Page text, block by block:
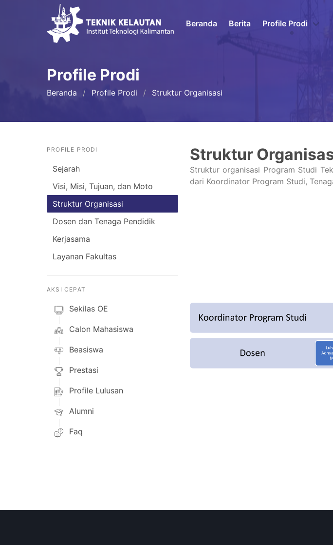
Beranda Berita Profile Prodi
Profile Prodi
Beranda Profile Prodi Struktur Organisasi
PROFILE PRODI
Sejarah
Visi, Misi, Tujuan, dan Moto
Struktur Organisasi
Dosen dan Tenaga Pendidik
Kerjasama
Layanan Fakultas
AKSI CEPAT
Sekilas OE
Calon Mahasiswa
Beasiswa
Prestasi
Profile Lulusan
Alumni
Faq
Struktur
Struktur organisasi Program Studi
dari Koordinator Program Studi,